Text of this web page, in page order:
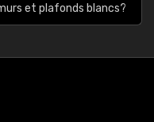
et plafonds blancs?